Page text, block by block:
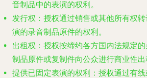
音制品中的表演的权利。
发行权 ：授权通过销售或其他所有权
演的录音制品原件的权利。
出租权 ：授权按缔约各方国内法规定
制品原件或复制件向公众进行商业性出
提供已固定表演的权利 ：授权通过有